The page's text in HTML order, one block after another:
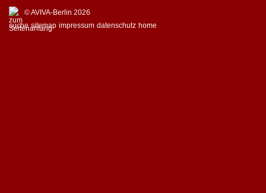
© AVIVA-Berlin 2026
suche sitemap impressum datenschutz home